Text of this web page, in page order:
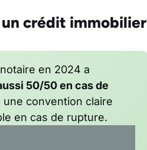
un crédit immobilier
en 2024 a
50/50 en cas de
convention claire
en cas de rupture.